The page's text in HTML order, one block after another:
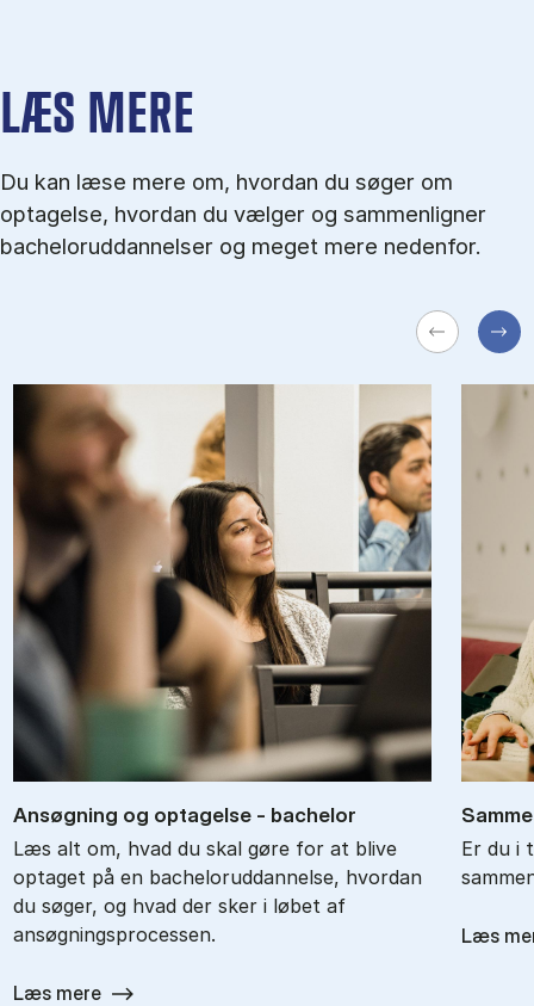
LÆS MERE
Du kan læse mere om, hvordan du søger om
optagelse, hvordan du vælger og sammenligner
bacheloruddannelser og meget mere nedenfor.
An­søg­ning og op­ta­gel­se - ba­chel­or
Læs alt om, hvad du skal gøre for at blive
optaget på en bacheloruddannelse, hvordan
du søger, og hvad der sker i løbet af
ansøgningsprocessen.
Læs mere
Er du i
Læs